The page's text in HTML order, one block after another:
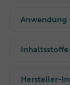
gerät,
Anwendung
Gesicht und
Tipp:Für
Inhaltsstoffe
Hersteller-